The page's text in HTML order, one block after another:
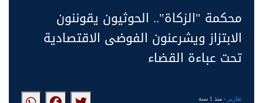
محكمة "الزكاة".. الحوثيون يقوننون
الابتزاز ويشرعنون الفوضى الاقتصادية
تحت عباءة القضاء
تقارير - منذ 1 سنة